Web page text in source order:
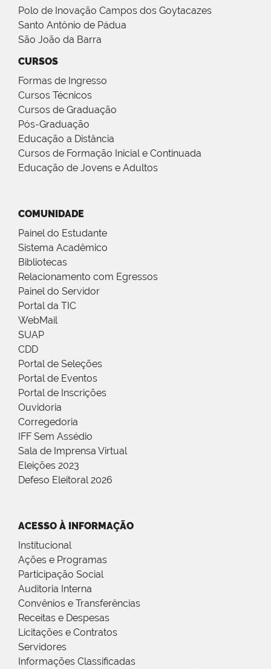
Polo de Inovação Campos dos Goytacazes
Santo Antônio de Pádua
São João da Barra
CURSOS
Formas de Ingresso
Cursos Técnicos
Cursos de Graduação
Pós-Graduação
Educação a Distância
Cursos de Formação Inicial e Continuada
Educação de Jovens e Adultos
COMUNIDADE
Painel do Estudante
Sistema Acadêmico
Bibliotecas
Relacionamento com Egressos
Painel do Servidor
Portal da TIC
WebMail
SUAP
CDD
Portal de Seleções
Portal de Eventos
Portal de Inscrições
Ouvidoria
Corregedoria
IFF Sem Assédio
Sala de Imprensa Virtual
Eleições 2023
Defeso Eleitoral 2026
ACESSO À INFORMAÇÃO
Institucional
Ações e Programas
Participação Social
Auditoria Interna
Convênios e Transferências
Receitas e Despesas
Licitações e Contratos
Servidores
Informações Classificadas